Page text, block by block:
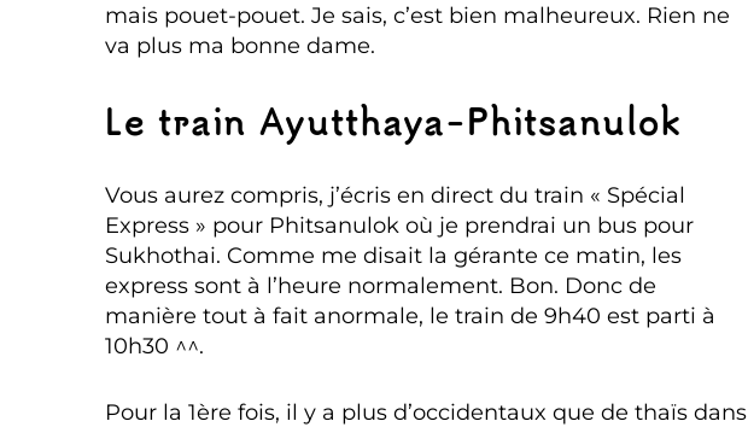
mais pouet-pouet. Je sais, c’est bien malheureux. Rien ne
va plus ma bonne dame.
Le train Ayutthaya-Phitsanulok
Vous aurez compris, j’écris en direct du train « Spécial
Express » pour Phitsanulok où je prendrai un bus pour
Sukhothai. Comme me disait la gérante ce matin, les
express sont à l’heure normalement. Bon. Donc de
manière tout à fait anormale, le train de 9h40 est parti à
10h30 ^^.
Pour la 1ère fois, il y a plus d’occidentaux que de thaïs dans